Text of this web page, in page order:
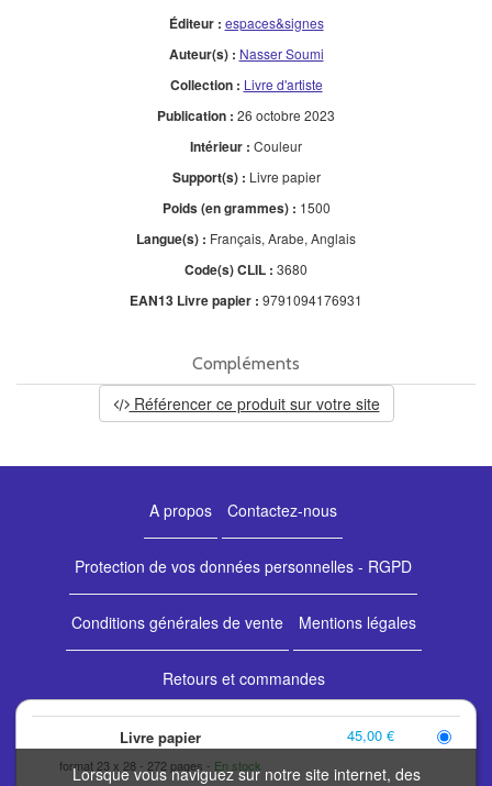
Lorsque vous naviguez sur notre site internet, des
Livre papier
format 23 x 28 272 pages En stock
45,00 €
Éditeur : espaces&signes
Auteur(s) : Nasser Soumi
Collection : Livre d'artiste
Publication : 26 octobre 2023
Intérieur : Couleur
Support(s) : Livre papier
Poids (en grammes) : 1500
Langue(s) : Français, Arabe, Anglais
Code(s) CLIL : 3680
EAN13 Livre papier : 9791094176931
Compléments
Référencer ce produit sur votre site
A propos Contactez-nous
Protection de vos données personnelles - RGPD
Conditions générales de vente Mentions légales
Retours et commandes
Les éditions espaces&signes bénéficient du soutien de la